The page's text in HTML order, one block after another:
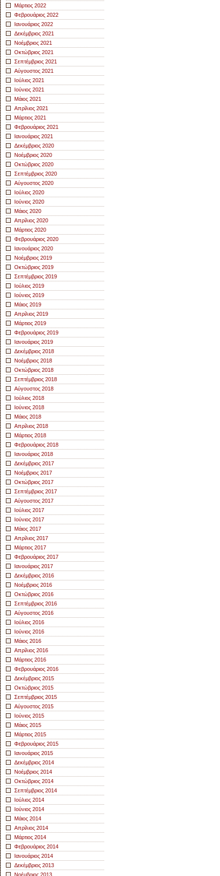
Μάρτιος 2022
Φεβρουάριος 2022
Ιανουάριος 2022
Δεκέμβριος 2021
Νοέμβριος 2021
Οκτώβριος 2021
Σεπτέμβριος 2021
Αύγουστος 2021
Ιούλιος 2021
Ιούνιος 2021
Μάιος 2021
Απρίλιος 2021
Μάρτιος 2021
Φεβρουάριος 2021
Ιανουάριος 2021
Δεκέμβριος 2020
Νοέμβριος 2020
Οκτώβριος 2020
Σεπτέμβριος 2020
Αύγουστος 2020
Ιούλιος 2020
Ιούνιος 2020
Μάιος 2020
Απρίλιος 2020
Μάρτιος 2020
Φεβρουάριος 2020
Ιανουάριος 2020
Νοέμβριος 2019
Οκτώβριος 2019
Σεπτέμβριος 2019
Ιούλιος 2019
Ιούνιος 2019
Μάιος 2019
Απρίλιος 2019
Μάρτιος 2019
Φεβρουάριος 2019
Ιανουάριος 2019
Δεκέμβριος 2018
Νοέμβριος 2018
Οκτώβριος 2018
Σεπτέμβριος 2018
Αύγουστος 2018
Ιούλιος 2018
Ιούνιος 2018
Μάιος 2018
Απρίλιος 2018
Μάρτιος 2018
Φεβρουάριος 2018
Ιανουάριος 2018
Δεκέμβριος 2017
Νοέμβριος 2017
Οκτώβριος 2017
Σεπτέμβριος 2017
Αύγουστος 2017
Ιούλιος 2017
Ιούνιος 2017
Μάιος 2017
Απρίλιος 2017
Μάρτιος 2017
Φεβρουάριος 2017
Ιανουάριος 2017
Δεκέμβριος 2016
Νοέμβριος 2016
Οκτώβριος 2016
Σεπτέμβριος 2016
Αύγουστος 2016
Ιούλιος 2016
Ιούνιος 2016
Μάιος 2016
Απρίλιος 2016
Μάρτιος 2016
Φεβρουάριος 2016
Δεκέμβριος 2015
Οκτώβριος 2015
Σεπτέμβριος 2015
Αύγουστος 2015
Ιούνιος 2015
Μάιος 2015
Μάρτιος 2015
Φεβρουάριος 2015
Ιανουάριος 2015
Δεκέμβριος 2014
Νοέμβριος 2014
Οκτώβριος 2014
Σεπτέμβριος 2014
Ιούλιος 2014
Ιούνιος 2014
Μάιος 2014
Απρίλιος 2014
Μάρτιος 2014
Φεβρουάριος 2014
Ιανουάριος 2014
Δεκέμβριος 2013
Νοέμβριος 2013